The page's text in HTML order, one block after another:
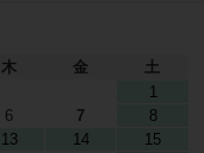
木 金
土
1
6 7
8
13 14
15